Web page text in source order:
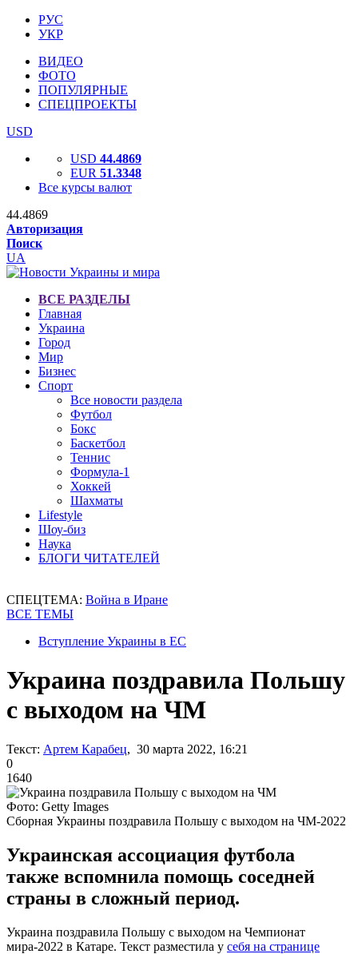
РУС
УКР
ВИДЕО
ФОТО
ПОПУЛЯРНЫЕ
СПЕЦПРОЕКТЫ
USD
USD 44.4869
EUR 51.3348
Все курсы валют
44.4869
Авторизация
Поиск
UA
ВСЕ РАЗДЕЛЫ
Главная
Украина
Город
Мир
Бизнес
Спорт
Все новости раздела
Футбол
Бокс
Баскетбол
Теннис
Формула-1
Хоккей
Шахматы
Lifestyle
Шоу-биз
Наука
БЛОГИ ЧИТАТЕЛЕЙ
СПЕЦТЕМА: Война в Иране
ВСЕ ТЕМЫ
Вступление Украины в ЕС
Украина поздравила Польшу
с выходом на ЧМ
Текст: Артем Карабец, 30 марта 2022, 16:21
0
1640
Фото: Getty Images
Сборная Украины поздравила Польшу с выходом на ЧМ-2022
Украинская ассоциация футбола
также вспомнила помощь соседней
страны в сложный период.
Украина поздравила Польшу с выходом на Чемпионат
мира-2022 в Катаре. Текст разместила у себя на странице